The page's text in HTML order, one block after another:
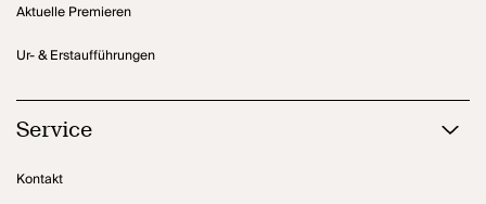
Aktuelle Premieren
Ur- & Erstaufführungen
Service
Kontakt